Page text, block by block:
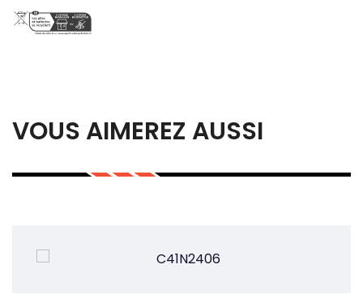
VOUS AIMEREZ AUSSI